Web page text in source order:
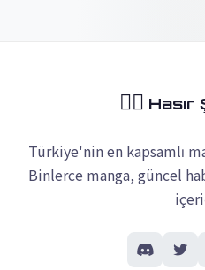
🏴‍☠️ Hasır
Türkiye'nin en kapsamlı
Binlerce manga, güncel